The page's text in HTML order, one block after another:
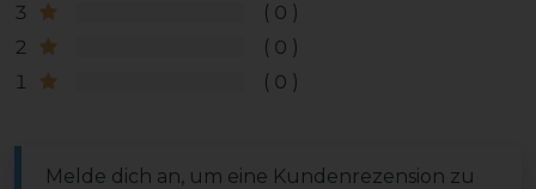
3
0
2
0
1
0
Melde dich an, um eine Kundenrezension zu